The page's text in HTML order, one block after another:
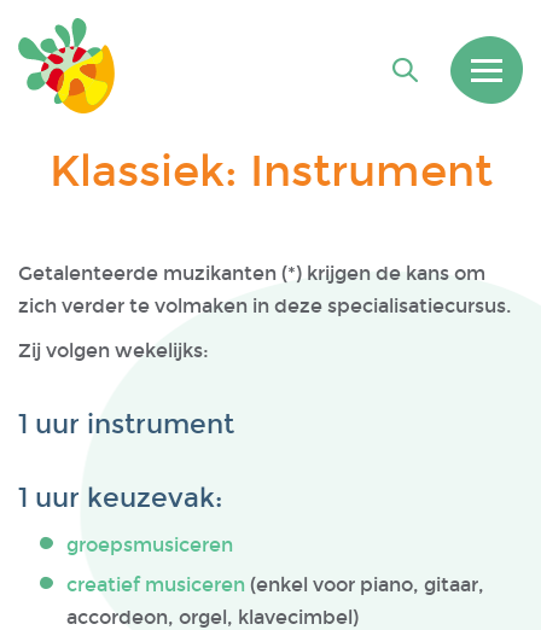
Klassiek: Instrument
Getalenteerde muzikanten (*) krijgen de kans om
zich verder te volmaken in deze specialisatiecursus.
Zij volgen wekelijks:
1 uur instrument
1 uur keuzevak:
groepsmusiceren
creatief musiceren (enkel voor piano, gitaar,
accordeon, orgel, klavecimbel)